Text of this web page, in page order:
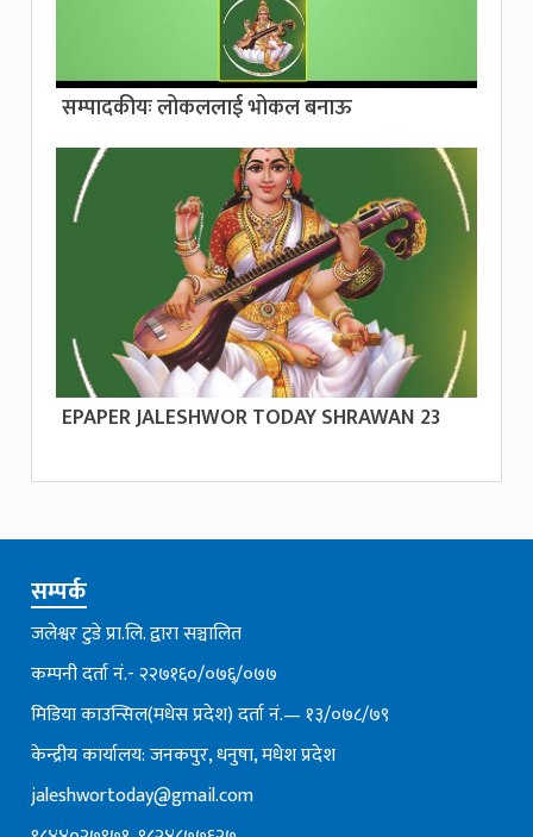
सम्पादकीयः लोकललाई भोकल बनाऊ
EPAPER JALESHWOR TODAY SHRAWAN 23
सम्पर्क
जलेश्वर टुडे प्रा.लि. द्वारा सञ्चालित
कम्पनी दर्ता नं.- २२७१६०/०७६्/०७७
मिडिया काउन्सिल(मधेस प्रदेश) दर्ता नं.— १३/०७८/७९
केन्द्रीय कार्यालय: जनकपुर, धनुषा, मधेश प्रदेश
jaleshwortoday@gmail.com